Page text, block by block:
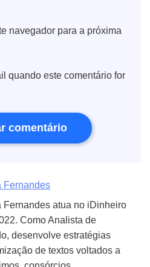
navegador para a próxima
quando este comentário for
Fernandes
Fernandes atua no iDinheiro
Como Analista de
desenvolve estratégias
de textos voltados a